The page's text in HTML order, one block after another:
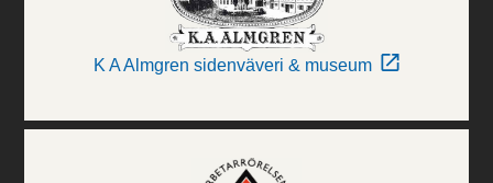
K A Almgren sidenväveri & museum